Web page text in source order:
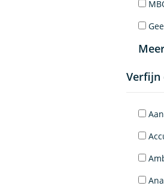
Verfijn